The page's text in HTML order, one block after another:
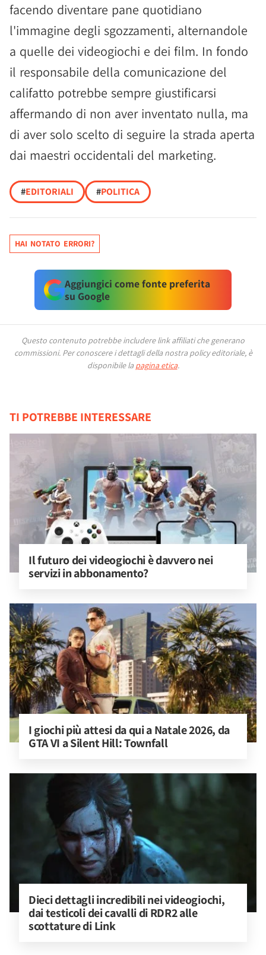
facendo diventare pane quotidiano
l'immagine degli sgozzamenti, alternandole
a quelle dei videogiochi e dei film. In fondo
il responsabile della comunicazione del
califatto potrebbe sempre giustificarsi
affermando di non aver inventato nulla, ma
di aver solo scelto di seguire la strada aperta
dai maestri occidentali del marketing.
#EDITORIALI #POLITICA
HAI NOTATO ERRORI?
Aggiungici come fonte preferita
su Google
Questo contenuto potrebbe includere link affiliati che generano
commissioni. Per conoscere i dettagli della nostra policy editoriale, è
disponibile la pagina etica.
TI POTREBBE INTERESSARE
Il futuro dei videogiochi è davvero nei
servizi in abbonamento?
I giochi più attesi da qui a Natale 2026, da
GTA VI a Silent Hill: Townfall
Dieci dettagli incredibili nei videogiochi,
dai testicoli dei cavalli di RDR2 alle
scottature di Link